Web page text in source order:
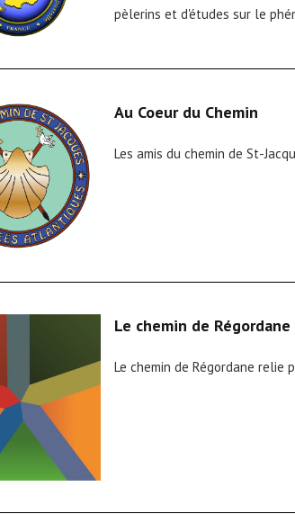
pèlerins et d'études sur le
Au Coeur du Chemin
Les amis du chemin de St-
Le chemin de Régordane
Le chemin de Régordane relie